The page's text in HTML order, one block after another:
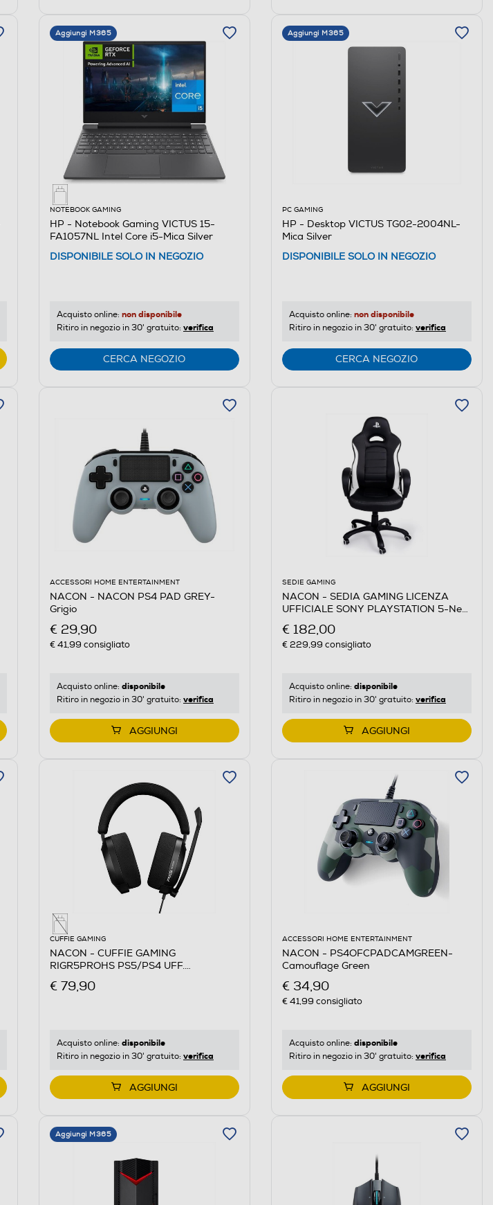
Aggiungi M365
NOTEBOOK GAMING
HP - Notebook Gaming VICTUS 15-
FA1057NL Intel Core i5-Mica Silver
DISPONIBILE SOLO IN NEGOZIO
Acquisto online: non disponibile
Ritiro in negozio in 30' gratuito: verifica
CERCA NEGOZIO
Aggiungi M365
PC GAMING
HP - Desktop VICTUS TG02-2004NL-
Mica Silver
DISPONIBILE SOLO IN NEGOZIO
Acquisto online: non disponibile
Ritiro in negozio in 30' gratuito: verifica
CERCA NEGOZIO
ACCESSORI HOME ENTERTAINMENT
NACON - NACON PS4 PAD GREY-
Grigio
€ 29,90
€ 41,99 consigliato
Acquisto online: disponibile
Ritiro in negozio in 30' gratuito: verifica
AGGIUNGI
SEDIE GAMING
NACON - SEDIA GAMING LICENZA
UFFICIALE SONY PLAYSTATION 5-Nero
€ 182,00
€ 229,99 consigliato
Acquisto online: disponibile
Ritiro in negozio in 30' gratuito: verifica
AGGIUNGI
CUFFIE GAMING
NACON - CUFFIE GAMING
RIGR5PROHS PS5/PS4 UFF.
€ 79,90
Acquisto online: disponibile
Ritiro in negozio in 30' gratuito: verifica
AGGIUNGI
ACCESSORI HOME ENTERTAINMENT
NACON - PS4OFCPADCAMGREEN-
Camouflage Green
€ 34,90
€ 41,99 consigliato
Acquisto online: disponibile
Ritiro in negozio in 30' gratuito: verifica
AGGIUNGI
Aggiungi M365